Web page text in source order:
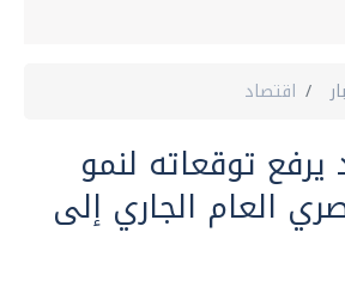
اقتصاد
توقعاته لنمو
العام الجاري إلى